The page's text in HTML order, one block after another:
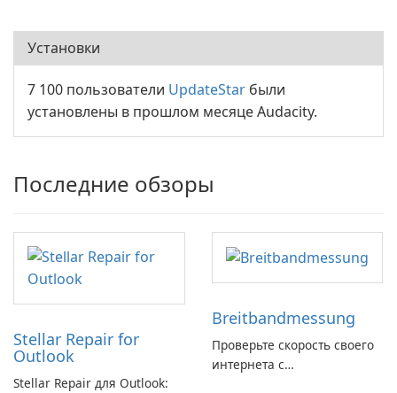
Установки
7 100 пользователи UpdateStar были
установлены в прошлом месяце Audacity.
Последние обзоры
Stellar Repair for
Outlook
Stellar Repair для Outlook:
Breitbandmessung
Проверьте скорость своего
интернета с